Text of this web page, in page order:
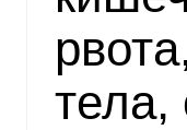
тела,